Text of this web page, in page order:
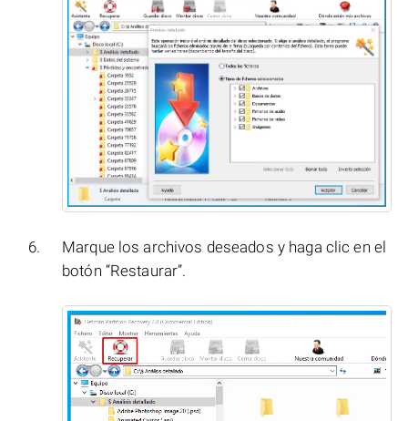
Marque los archivos deseados y haga clic en el
botón “Restaurar”.